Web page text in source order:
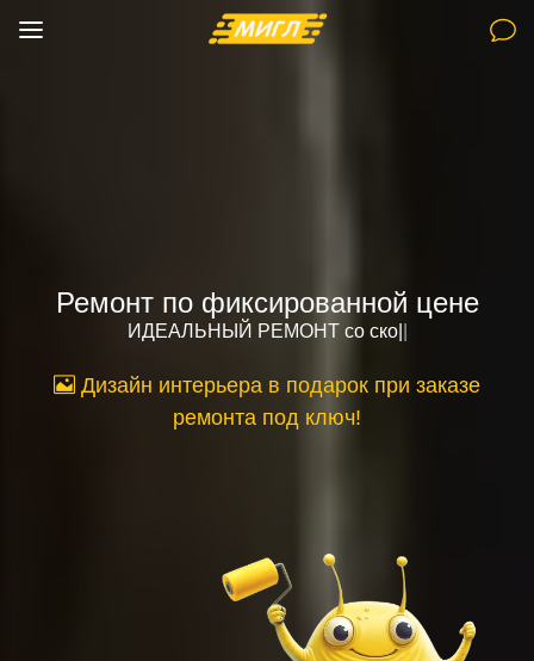
Ремонт по фиксированной цене
ИДЕАЛЬНЫЙ РЕМОНТсо скоростью света
Дизайн интерьера в подарок при заказе
ремонта под ключ!